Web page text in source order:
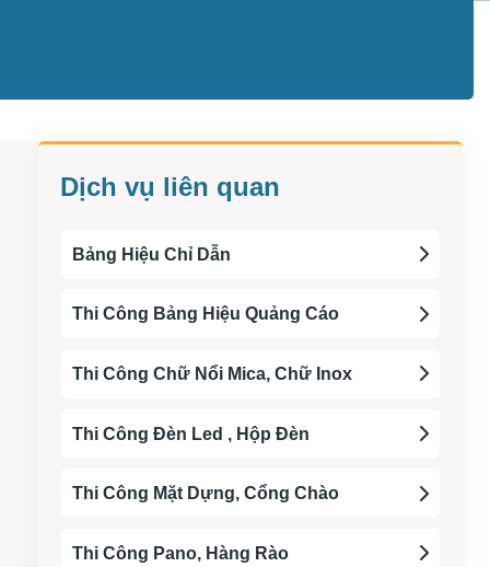
Dịch vụ liên quan
Bảng Hiệu Chỉ Dẫn
Thi Công Bảng Hiệu Quảng Cáo
Thi Công Chữ Nổi Mica, Chữ Inox
Thi Công Đèn Led , Hộp Đèn
Thi Công Mặt Dựng, Cổng Chào
Thi Công Pano, Hàng Rào